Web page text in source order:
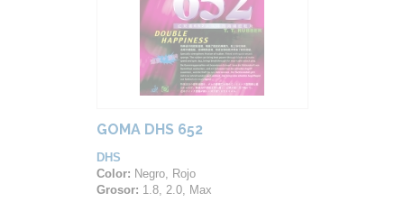
GOMA DHS 652
DHS
Color: Negro, Rojo
Grosor: 1.8, 2.0, Max